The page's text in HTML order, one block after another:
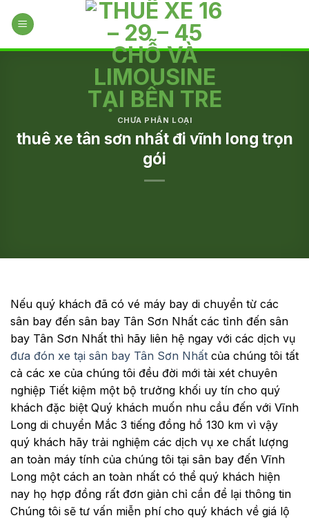
CHƯA PHÂN LOẠI
thuê xe tân sơn nhất đi vĩnh long trọn
gói
Nếu quý khách đã có vé máy bay di chuyển từ các
sân bay đến sân bay Tân Sơn Nhất các tỉnh đến sân
bay Tân Sơn Nhất thì hãy liên hệ ngay với các dịch vụ
đưa đón xe tại sân bay Tân Sơn Nhất của chúng tôi tất
cả các xe của chúng tôi đều đời mới tài xét chuyên
nghiệp Tiết kiệm một bộ trưởng khối uy tín cho quý
khách đặc biệt Quý khách muốn nhu cầu đến với Vĩnh
Long di chuyển Mắc 3 tiếng đồng hồ 130 km vì vậy
quý khách hãy trải nghiệm các dịch vụ xe chất lượng
an toàn máy tính của chúng tôi tại sân bay đến Vĩnh
Long một cách an toàn nhất có thể quý khách hiện
nay họ hợp đồng rất đơn giản chỉ cần để lại thông tin
Chúng tôi sẽ tư vấn miễn phí cho quý khách về giá lộ